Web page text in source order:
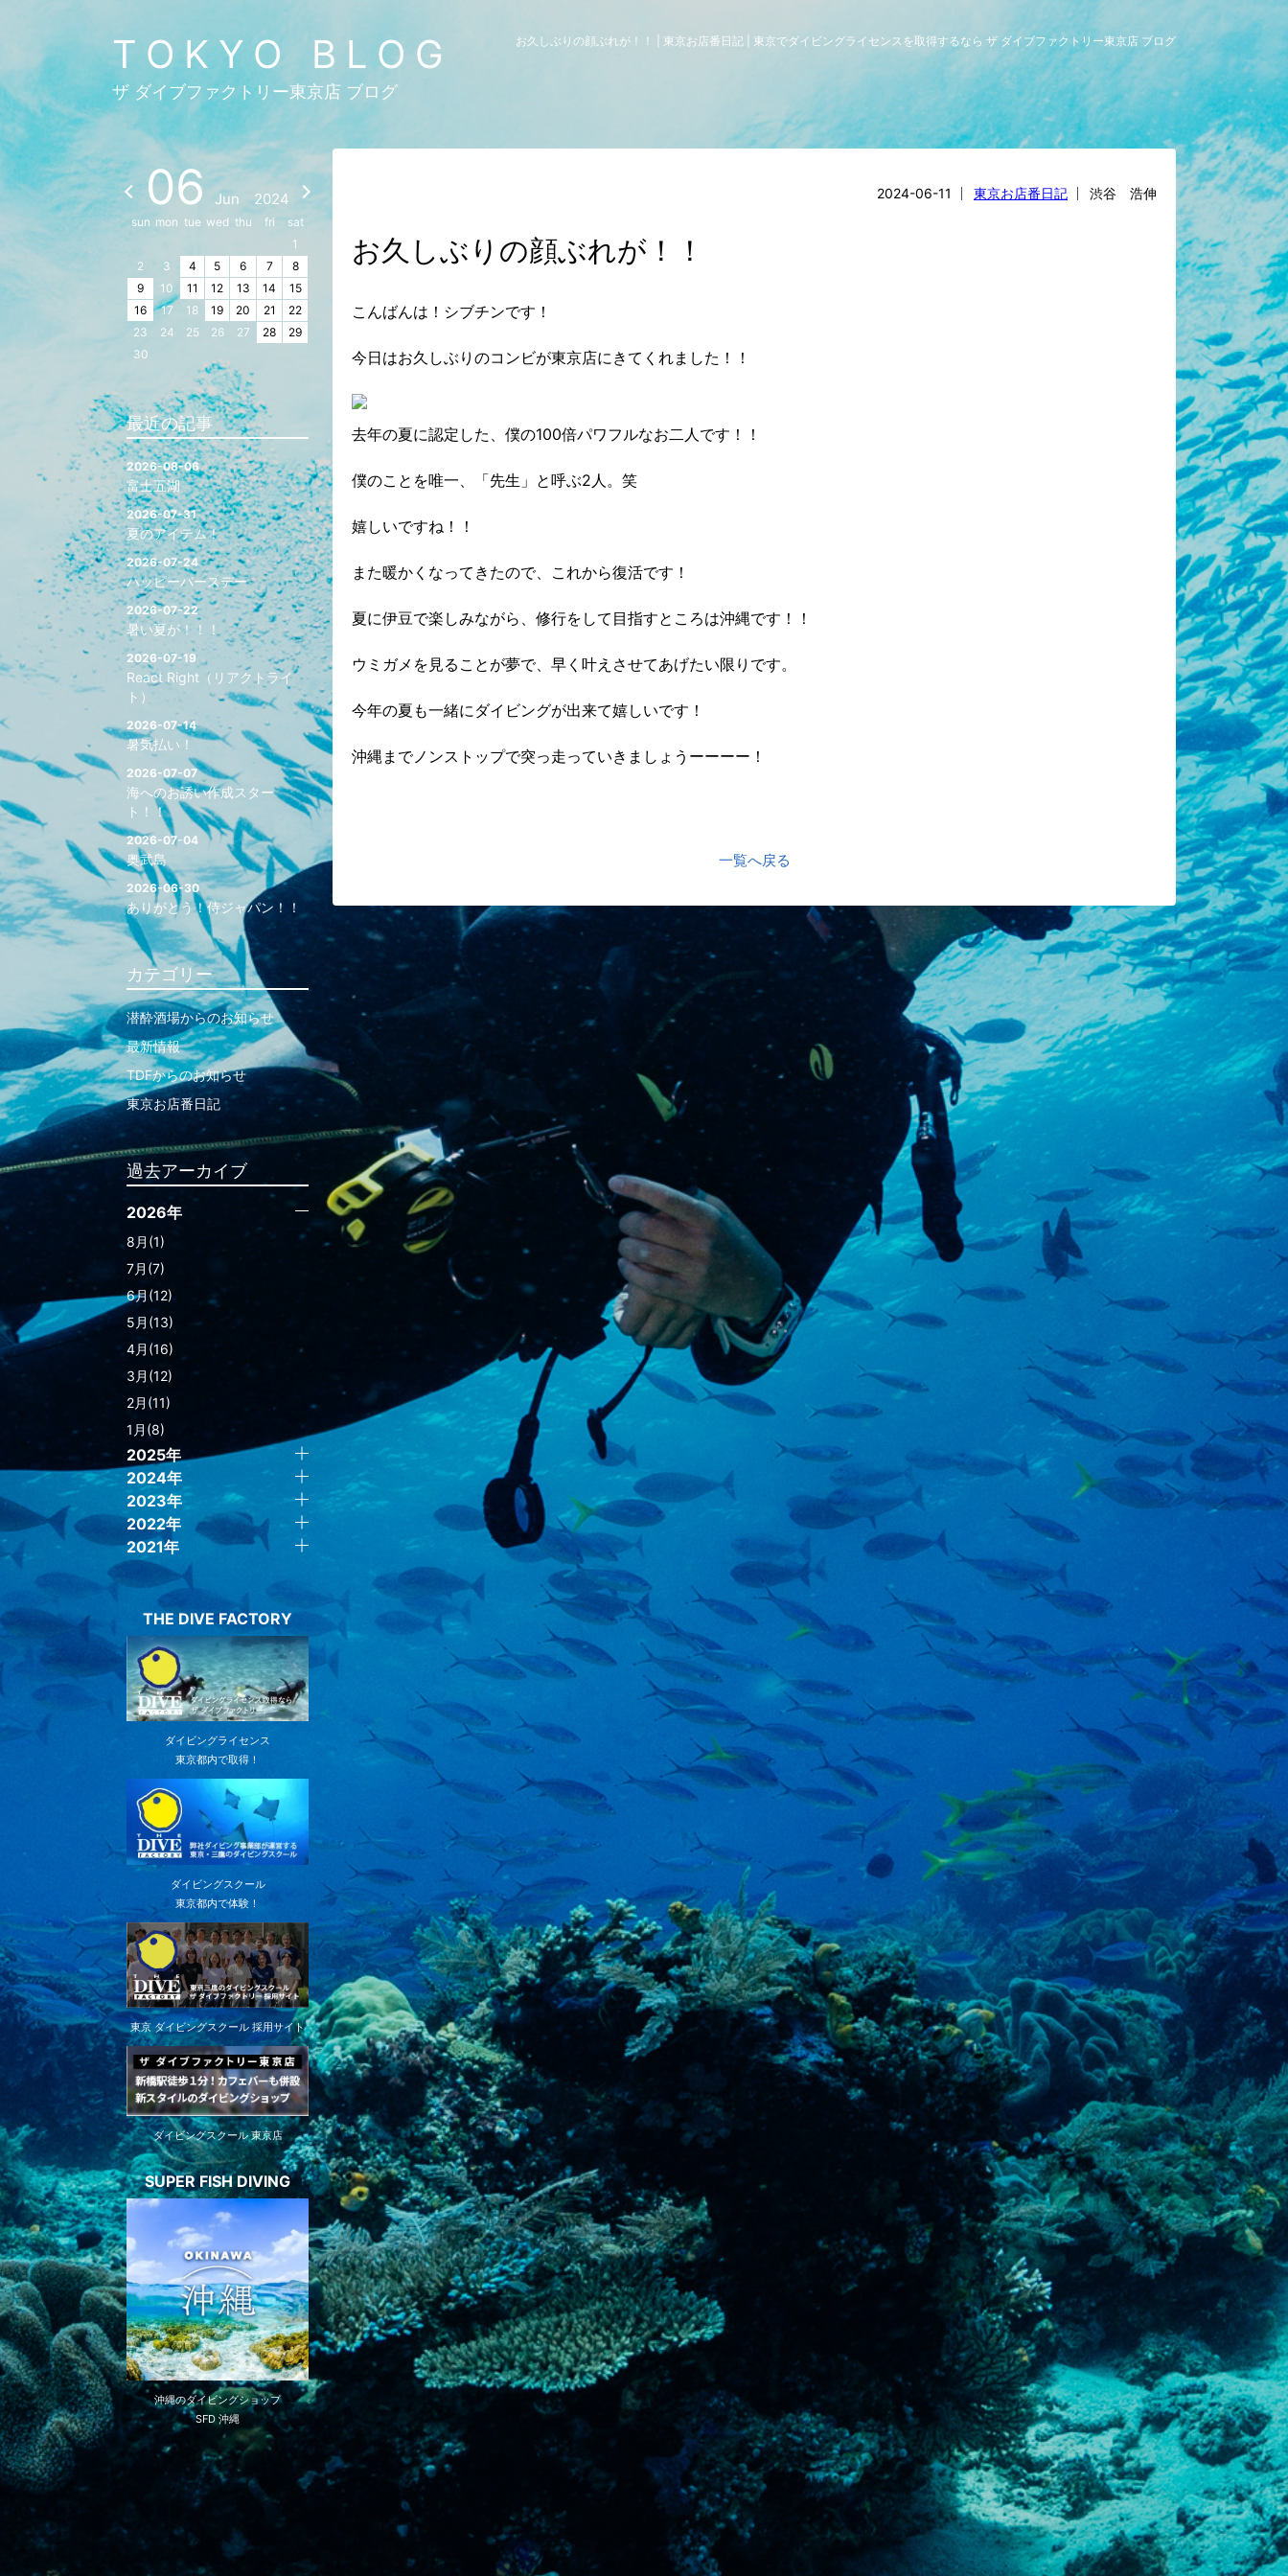
TOKYO BLOG
ザ ダイブファクトリー東京店 ブログ
お久しぶりの顔ぶれが！！ | 東京お店番日記 | 東京でダイビングライセンスを取得するなら ザ ダイブファクトリー東京店 ブログ
2024-06-11 東京お店番日記 渋谷 浩伸
お久しぶりの顔ぶれが！！
こんばんは！シブチンです！
今日はお久しぶりのコンビが東京店にきてくれました！！
去年の夏に認定した、僕の100倍パワフルなお二人です！！
僕のことを唯一、「先生」と呼ぶ2人。笑
嬉しいですね！！
また暖かくなってきたので、これから復活です！
夏に伊豆で楽しみながら、修行をして目指すところは沖縄です！！
ウミガメを見ることが夢で、早く叶えさせてあげたい限りです。
今年の夏も一緒にダイビングが出来て嬉しいです！
沖縄までノンストップで突っ走っていきましょうーーーー！
一覧へ戻る
06 Jun 2024
sun mon tue wed thu fri
sat
1
2
3 4 5 6 7
8
9
10 11 12 13 14
15
16
17 18 19 20 21
22
23
24 25 26 27 28
29
30
最近の記事
2026-08-06
富士五湖
2026-07-31
夏のアイテム！
2026-07-24
ハッピーバースデー
2026-07-22
暑い夏が！！！
2026-07-19
React Right（リアクトライ
ト）
2026-07-14
暑気払い！
2026-07-07
海へのお誘い作成スター
ト！！
2026-07-04
奥武島
2026-06-30
ありがとう！侍ジャパン！！
カテゴリー
潜酔酒場からのお知らせ
最新情報
TDFからのお知らせ
東京お店番日記
過去アーカイブ
2026年
8月(1)
7月(7)
6月(12)
5月(13)
4月(16)
3月(12)
2月(11)
1月(8)
2025年
2024年
2023年
2022年
2021年
THE DIVE FACTORY
ダイビングライセンス
東京都内で取得！
ダイビングスクール
東京都内で体験！
東京 ダイビングスクール 採用サイト
ダイビングスクール 東京店
SUPER FISH DIVING
沖縄のダイビングショップ
SFD 沖縄